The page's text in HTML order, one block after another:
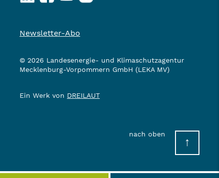
Newsletter-Abo
© 2026 Landesenergie- und Klimaschutzagentur
Mecklenburg-Vorpommern GmbH (LEKA MV)
Ein Werk von DREILAUT
nach oben
↑